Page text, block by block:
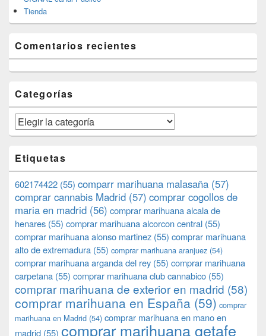
Tienda
Comentarios recientes
Categorías
Categorías
Etiquetas
602174422 (55) comparr marihuana malasaña (57)
comprar cannabis Madrid (57) comprar cogollos de
maria en madrid (56) comprar marihuana alcala de
henares (55) comprar marihuana alcorcon central (55)
comprar marihuana alonso martinez (55) comprar marihuana
alto de extremadura (55) comprar marihuana aranjuez (54)
comprar marihuana arganda del rey (55) comprar marihuana
carpetana (55) comprar marihuana club cannabico (55)
comprar marihuana de exterior en madrid (58)
comprar marihuana en España (59) comprar
marihuana en Madrid (54) comprar marihuana en mano en
madrid (55) comprar marihuana getafe